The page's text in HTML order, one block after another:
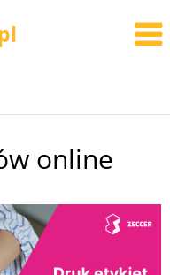
online